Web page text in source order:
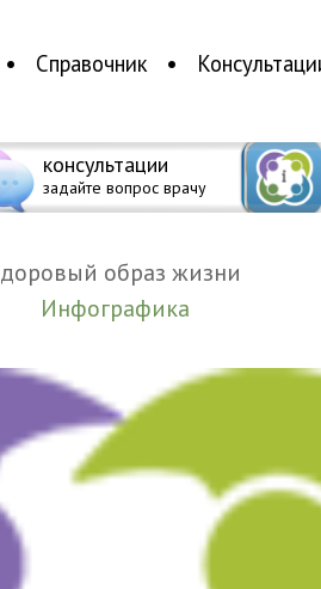
Справочник
консультации
задайте вопрос врачу
Здоровый образ жизни
Инфографика